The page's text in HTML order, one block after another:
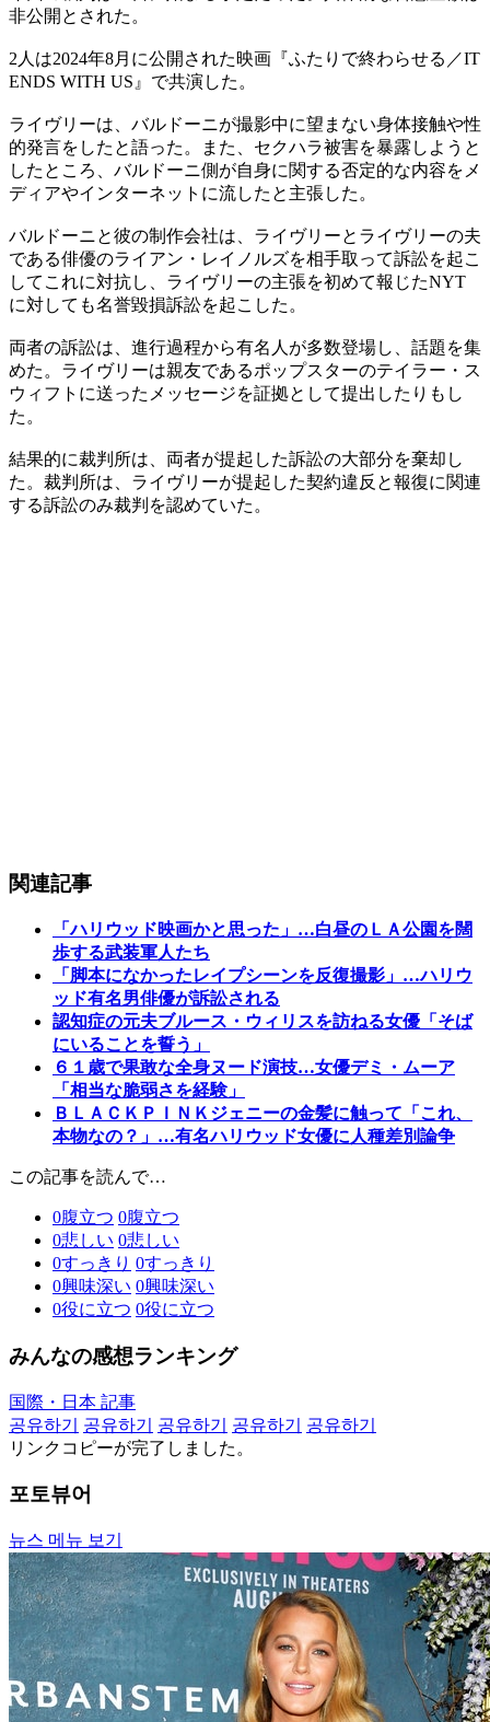
非公開とされた。
2人は2024年8月に公開された映画『ふたりで終わらせる／IT
ENDS WITH US』で共演した。
ライヴリーは、バルドーニが撮影中に望まない身体接触や性
的発言をしたと語った。また、セクハラ被害を暴露しようと
したところ、バルドーニ側が自身に関する否定的な内容をメ
ディアやインターネットに流したと主張した。
バルドーニと彼の制作会社は、ライヴリーとライヴリーの夫
である俳優のライアン・レイノルズを相手取って訴訟を起こ
してこれに対抗し、ライヴリーの主張を初めて報じたNYT
に対しても名誉毀損訴訟を起こした。
両者の訴訟は、進行過程から有名人が多数登場し、話題を集
めた。ライヴリーは親友であるポップスターのテイラー・ス
ウィフトに送ったメッセージを証拠として提出したりもし
た。
結果的に裁判所は、両者が提起した訴訟の大部分を棄却し
た。裁判所は、ライヴリーが提起した契約違反と報復に関連
する訴訟のみ裁判を認めていた。
関連記事
「ハリウッド映画かと思った」…白昼のＬＡ公園を闊
歩する武装軍人たち
「脚本になかったレイプシーンを反復撮影」…ハリウ
ッド有名男俳優が訴訟される
認知症の元夫ブルース・ウィリスを訪ねる女優「そば
にいることを誓う」
６１歳で果敢な全身ヌード演技…女優デミ・ムーア
「相当な脆弱さを経験」
ＢＬＡＣＫＰＩＮＫジェニーの金髪に触って「これ、
本物なの？」…有名ハリウッド女優に人種差別論争
この記事を読んで…
0腹立つ 0腹立つ
0悲しい 0悲しい
0すっきり 0すっきり
0興味深い 0興味深い
0役に立つ 0役に立つ
みんなの感想ランキング
国際・日本 記事
공유하기
공유하기 공유하기 공유하기
공유하기
リンクコピーが完了しました。
포토뷰어
뉴스 메뉴 보기